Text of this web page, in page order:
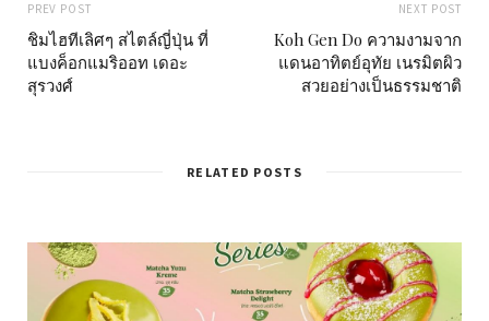
PREV POST
ชิมไฮทีเลิศๆ สไตล์ญี่ปุ่น ที่
แบงค็อกแมริออท เดอะ
สุรวงศ์
NEXT POST
Koh Gen Do ความงามจาก
แดนอาทิตย์อุทัย เนรมิตผิว
สวยอย่างเป็นธรรมชาติ
RELATED POSTS